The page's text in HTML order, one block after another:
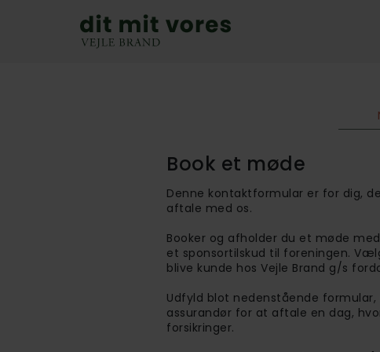
Book et møde
Denne kontaktformular er for dig,
aftale med os.
Booker og afholder du et møde
et sponsortilskud til foreningen.
blive kunde hos Vejle Brand g/s
Udfyld blot nedenstående
assurandør for at aftale en dag,
forsikringer.